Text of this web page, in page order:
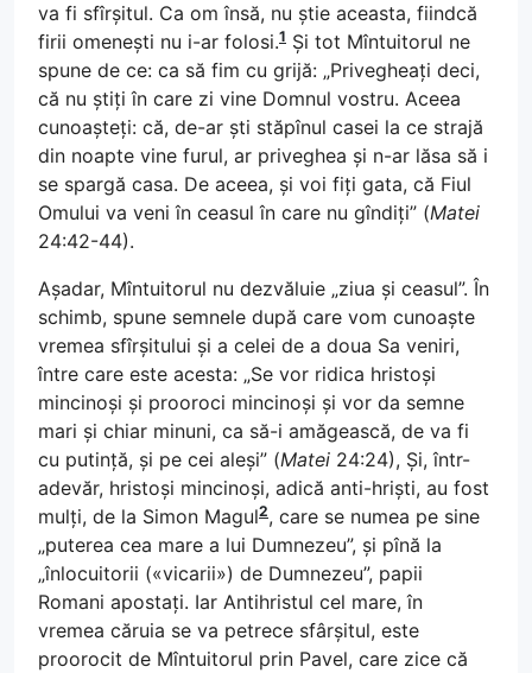
va fi sfîrșitul. Ca om însă, nu știe aceasta, fiindcă
firii omenești nu i-ar folosi.1 Și tot Mîntuitorul ne
spune de ce: ca să fim cu grijă: „Privegheați deci,
că nu știți în care zi vine Domnul vostru. Aceea
cunoașteți: că, de-ar ști stăpînul casei la ce strajă
din noapte vine furul, ar priveghea și n-ar lăsa să i
se spargă casa. De aceea, și voi fiți gata, că Fiul
Omului va veni în ceasul în care nu gîndiți” (Matei
24:42-44).
Așadar, Mîntuitorul nu dezvăluie „ziua și ceasul”. În
schimb, spune semnele după care vom cunoaște
vremea sfîrșitului și a celei de a doua Sa veniri,
între care este acesta: „Se vor ridica hristoși
mincinoși și prooroci mincinoși și vor da semne
mari și chiar minuni, ca să-i amăgească, de va fi
cu putință, și pe cei aleși” (Matei 24:24), Și, într-
adevăr, hristoși mincinoși, adică anti-hriști, au fost
mulți, de la Simon Magul2, care se numea pe sine
„puterea cea mare a lui Dumnezeu”, și pînă la
„înlocuitorii («vicarii») de Dumnezeu”, papii
Romani apostați. Iar Antihristul cel mare, în
vremea căruia se va petrece sfârșitul, este
proorocit de Mîntuitorul prin Pavel, care zice că